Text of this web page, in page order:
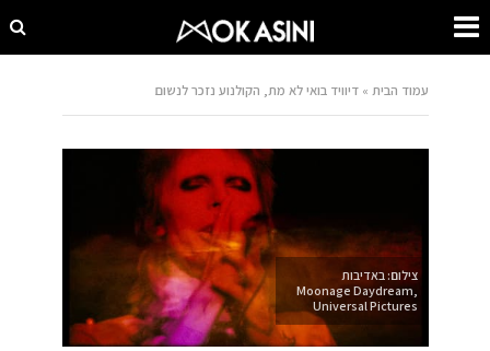
עמוד הבית »דיוויד בואי לא מת, הקולנוע נזכר לנשום
צילום: באדיבות
Moonage Daydream,
Universal Pictures